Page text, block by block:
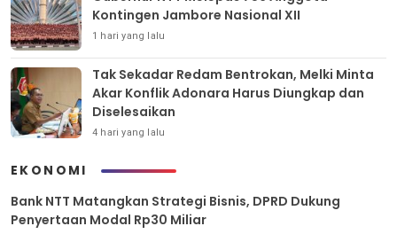
Kontingen Jambore Nasional XII
1 hari yang lalu
Tak Sekadar Redam Bentrokan, Melki Minta
Akar Konflik Adonara Harus Diungkap dan
Diselesaikan
4 hari yang lalu
EKONOMI
Bank NTT Matangkan Strategi Bisnis, DPRD Dukung
Penyertaan Modal Rp30 Miliar